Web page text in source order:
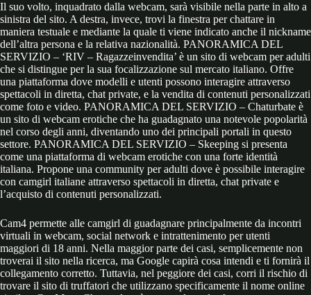
Il suo volto, inquadrato dalla webcam, sarà visibile nella parte in alto a
sinistra del sito. A destra, invece, trovi la finestra per chattare in
maniera testuale e mediante la quale ti viene indicato anche il nickname
dell’altra persona e la relativa nazionalità. PANORAMICA DEL
SERVIZIO – ‘RIV – Ragazzeinvendita’ è un sito di webcam per adulti
che si distingue per la sua focalizzazione sul mercato italiano. Offre
una piattaforma dove modelli e utenti possono interagire attraverso
spettacoli in diretta, chat private, e la vendita di contenuti personalizzati
come foto e video. PANORAMICA DEL SERVIZIO – Chaturbate è
un sito di webcam erotiche che ha guadagnato una notevole popolarità
nel corso degli anni, diventando uno dei principali portali in questo
settore. PANORAMICA DEL SERVIZIO – Skeeping si presenta
come una piattaforma di webcam erotiche con una forte identità
italiana. Propone una community per adulti dove è possibile interagire
con camgirl italiane attraverso spettacoli in diretta, chat private e
l’acquisto di contenuti personalizzati.
Cam4 permette alle camgirl di guadagnare principalmente da incontri
virtuali in webcam, social network e intrattenimento per utenti
maggiori di 18 anni. Nella maggior parte dei casi, semplicemente non
troverai il sito nella ricerca, ma Google capirà cosa intendi e ti fornirà il
collegamento corretto. Tuttavia, nel peggiore dei casi, corri il rischio di
trovare il sito di truffatori che utilizzano specificamente il nome online